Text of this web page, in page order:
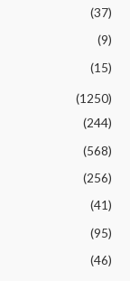
(37)
(9)
(15)
(1250)
(244)
(568)
(256)
(41)
(95)
(46)